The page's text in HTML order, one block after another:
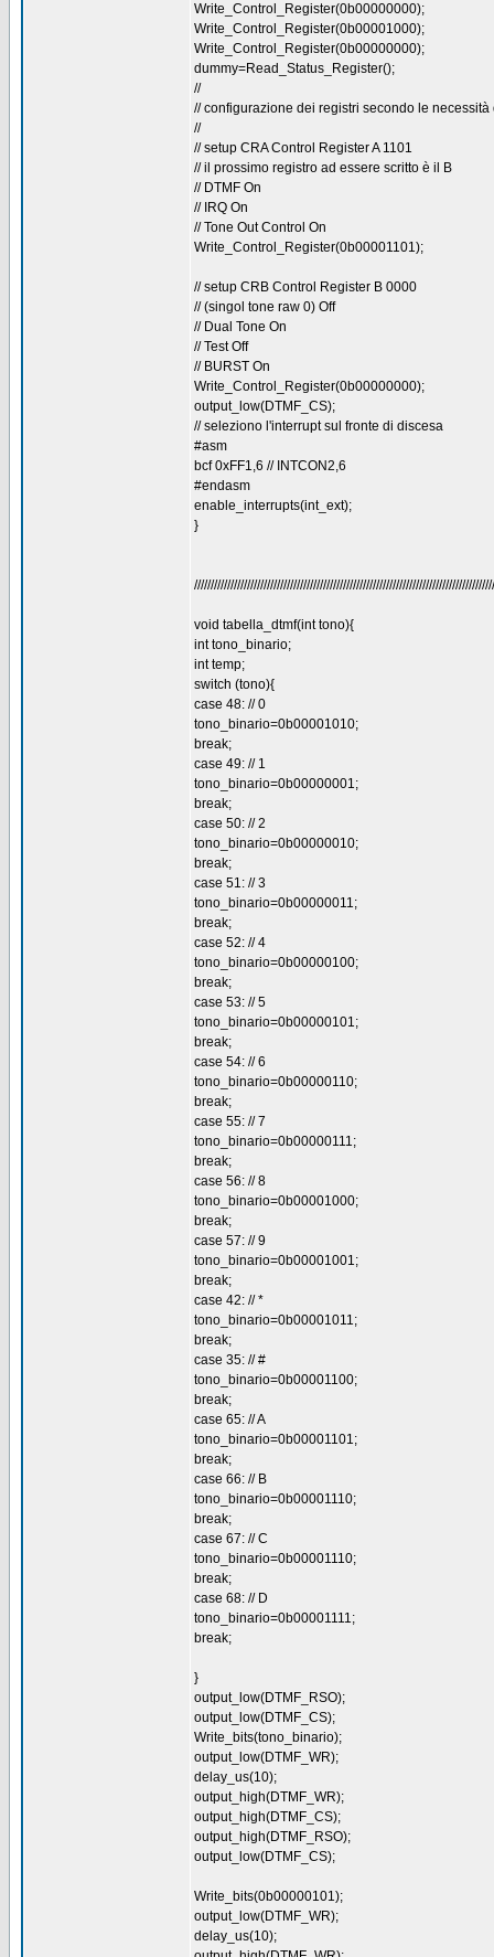
Write_Control_Register(0b00000000);
Write_Control_Register(0b00001000);
Write_Control_Register(0b00000000);
dummy=Read_Status_Register();
//
// configurazione dei registri secondo le
//
// setup CRA Control Register A 1101
// il prossimo registro ad essere scritto è il B
// DTMF On
// IRQ On
// Tone Out Control On
Write_Control_Register(0b00001101);
// setup CRB Control Register B 0000
// (singol tone raw 0) Off
// Dual Tone On
// Test Off
// BURST On
Write_Control_Register(0b00000000);
output_low(DTMF_CS);
// seleziono l'interrupt sul fronte di discesa
#asm
bcf 0xFF1,6 // INTCON2,6
#endasm
enable_interrupts(int_ext);
}
void tabella_dtmf(int tono){
int tono_binario;
int temp;
switch (tono){
case 48: // 0
tono_binario=0b00001010;
break;
case 49: // 1
tono_binario=0b00000001;
break;
case 50: // 2
tono_binario=0b00000010;
break;
case 51: // 3
tono_binario=0b00000011;
break;
case 52: // 4
tono_binario=0b00000100;
break;
case 53: // 5
tono_binario=0b00000101;
break;
case 54: // 6
tono_binario=0b00000110;
break;
case 55: // 7
tono_binario=0b00000111;
break;
case 56: // 8
tono_binario=0b00001000;
break;
case 57: // 9
tono_binario=0b00001001;
break;
case 42: // *
tono_binario=0b00001011;
break;
case 35: // #
tono_binario=0b00001100;
break;
case 65: // A
tono_binario=0b00001101;
break;
case 66: // B
tono_binario=0b00001110;
break;
case 67: // C
tono_binario=0b00001110;
break;
case 68: // D
tono_binario=0b00001111;
break;
}
output_low(DTMF_RSO);
output_low(DTMF_CS);
Write_bits(tono_binario);
output_low(DTMF_WR);
delay_us(10);
output_high(DTMF_WR);
output_high(DTMF_CS);
output_high(DTMF_RSO);
output_low(DTMF_CS);
Write_bits(0b00000101);
output_low(DTMF_WR);
delay_us(10);